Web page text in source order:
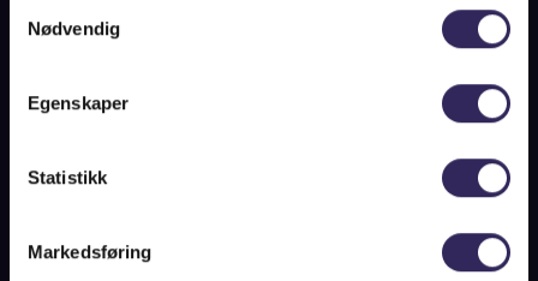
Nødvendig
Egenskaper
Statistikk
Markedsføring
Info
Har dere behov for et større antall gavekort
Norgesbillett er vår bedriftsløsning for
rabatterte kinobilletter, gyldig på alle kinoer i